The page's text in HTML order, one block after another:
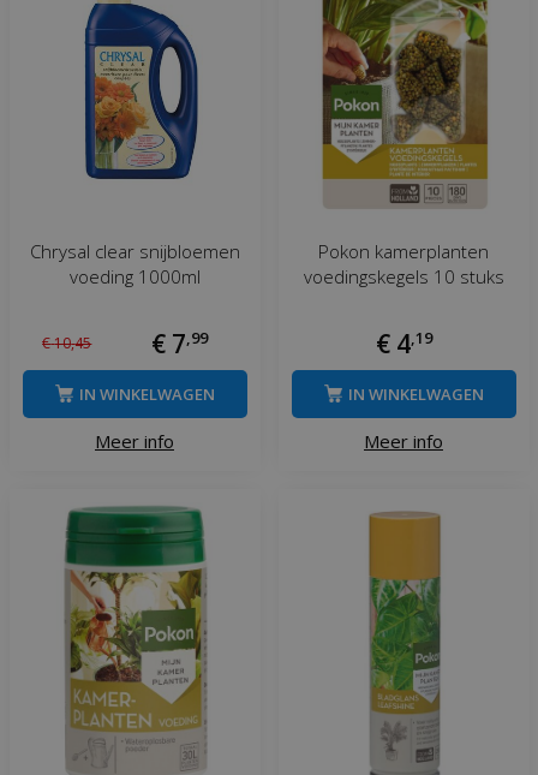
Chrysal clear snijbloemen
voeding 1000ml
€10,45 € 7 99
Meer info
IN WINKELWAGEN
Pokon kamerplanten
voedingskegels 10 stuks
€ 4 19
Meer info
IN WINKELWAGEN